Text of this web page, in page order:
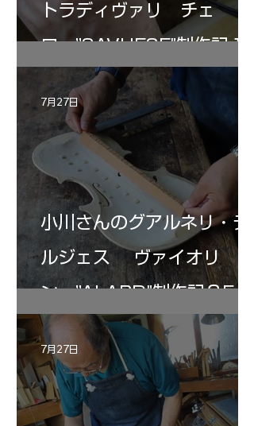
トラディヴァリ チェ
ロ ”SAVUESE"制作記１2
小川さんのグアルネリ・デ
ルジェス ヴァイオリ
ン ”ALARD"制作記３5
7月27日
7月27日